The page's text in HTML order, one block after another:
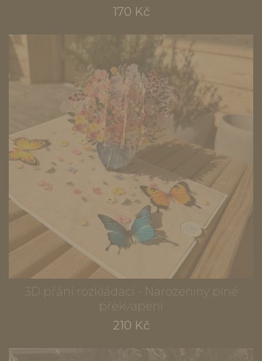
170 Kč
3D přání rozkládací - Narozeniny plné
překvapení
210 Kč